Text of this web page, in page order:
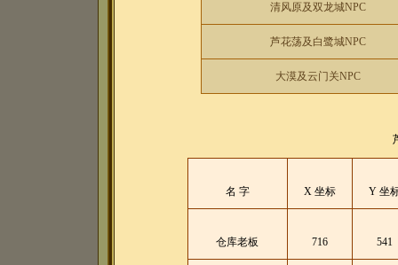
清风原及双龙城NPC
芦花荡及白鹭城NPC
大漠及云门关NPC
名 字 X 坐标 Y 坐
仓库老板 716 541